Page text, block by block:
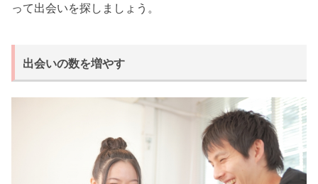
って出会いを探しましょう。
出会いの数を増やす